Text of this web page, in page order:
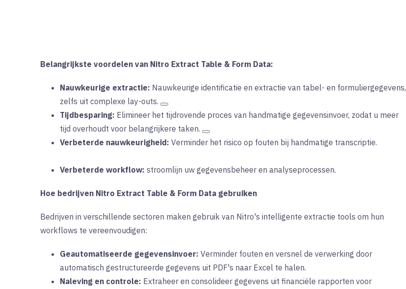
Belangrijkste voordelen van Nitro Extract Table & Form Data:
Nauwkeurige extractie: Nauwkeurige identificatie en extractie van tabel- en formuliergegevens,
zelfs uit complexe lay-outs.
Tijdbesparing: Elimineer het tijdrovende proces van handmatige gegevensinvoer, zodat u meer
tijd overhoudt voor belangrijkere taken.
Verbeterde nauwkeurigheid: Verminder het risico op fouten bij handmatige transcriptie.
Verbeterde workflow: stroomlijn uw gegevensbeheer en analyseprocessen.
Hoe bedrijven Nitro Extract Table & Form Data gebruiken
Bedrijven in verschillende sectoren maken gebruik van Nitro's intelligente extractie tools om hun
workflows te vereenvoudigen:
Geautomatiseerde gegevensinvoer: Verminder fouten en versnel de verwerking door
automatisch gestructureerde gegevens uit PDF's naar Excel te halen.
Naleving en controle: Extraheer en consolideer gegevens uit financiële rapporten voor